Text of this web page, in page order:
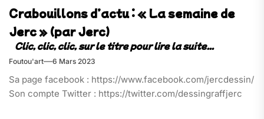
Crabouillons d’actu : « La semaine de
Jerc » (par Jerc)
Foutou'art 6 Mars 2023
Sa page facebook : https://www.facebook.com/jercdessin/
Son compte Twitter : https://twitter.com/dessingraffjerc